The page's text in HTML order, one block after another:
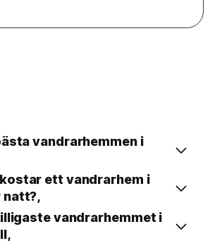
vandrarhemmen i
ett vandrarhem i
natt?,
vandrarhemmet i